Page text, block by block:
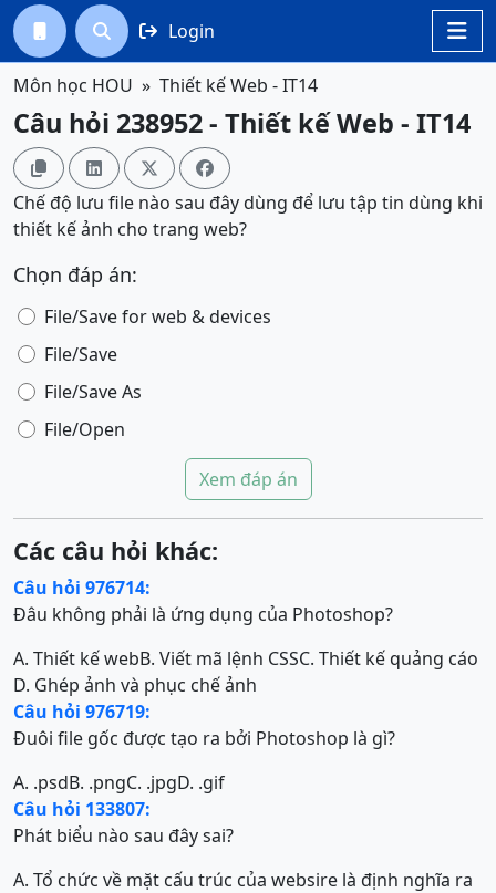

  Login
Môn học HOU Thiết kế Web - IT14
Câu hỏi 238952 - Thiết kế Web - IT14
   
Chế độ lưu file nào sau đây dùng để lưu tập tin dùng khi
thiết kế ảnh cho trang web?
Chọn đáp án:
File/Save for web & devices
File/Save
File/Save As
File/Open
Xem đáp án
Các câu hỏi khác:
Câu hỏi 976714:
Đâu không phải là ứng dụng của Photoshop?
A. Thiết kế webB. Viết mã lệnh CSSC. Thiết kế quảng cáo
D. Ghép ảnh và phục chế ảnh
Câu hỏi 976719:
Đuôi file gốc được tạo ra bởi Photoshop là gì?
A. .psdB. .pngC. .jpgD. .gif
Câu hỏi 133807:
Phát biểu nào sau đây sai?
A. Tổ chức về mặt cấu trúc của websire là định nghĩa ra